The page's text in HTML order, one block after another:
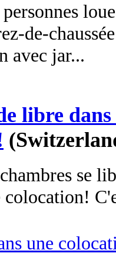
de-
avec jar...
libre
se